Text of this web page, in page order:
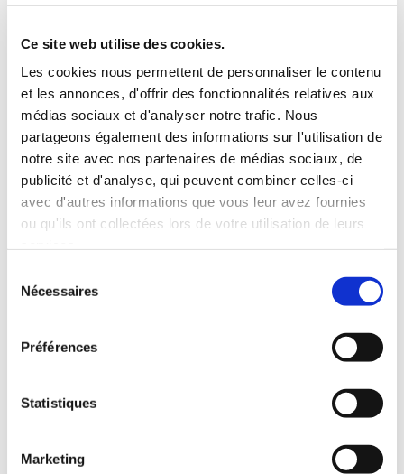
Ce site web utilise des cookies.
Les cookies nous permettent de personnaliser le contenu
et les annonces, d'offrir des fonctionnalités relatives aux
médias sociaux et d'analyser notre trafic. Nous
partageons également des informations sur l'utilisation de
notre site avec nos partenaires de médias sociaux, de
publicité et d'analyse, qui peuvent combiner celles-ci
avec d'autres informations que vous leur avez fournies
ou qu'ils ont collectées lors de votre utilisation de leurs
Nécessaires
Préférences
Statistiques
Marketing
INCLUS À LA LOCATION
Killométrage illimité
Assurance tous risques (hors franchise)
Carburant : plein à rendre plein
CONDITIONS DE LOCATION
Age minimum :20 ans
ASSURANCE
Franchise :1500 €